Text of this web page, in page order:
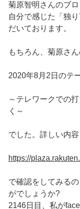
菊原智明さんのブ
自分で感じた「独
だいております。
もちろん、菊原さ
2020年8月2日のテ
～テレワークでの
く～
でした。詳しい内
https://
で確認をしてみる
がでしょうか?
2146日目、私が